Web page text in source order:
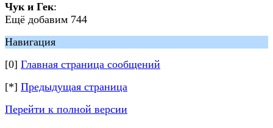
Чук и Гек:
Ещё добавим 744
Навигация
[0] Главная страница сообщений
[*] Предыдущая страница
Перейти к полной версии